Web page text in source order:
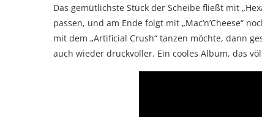
Das gemütlichste Stück der Scheibe fließt mit
passen, und am Ende folgt mit „Mac’n’Cheese“
mit dem „Artificial Crush“ tanzen möchte, dann
auch wieder druckvoller. Ein cooles Album, das